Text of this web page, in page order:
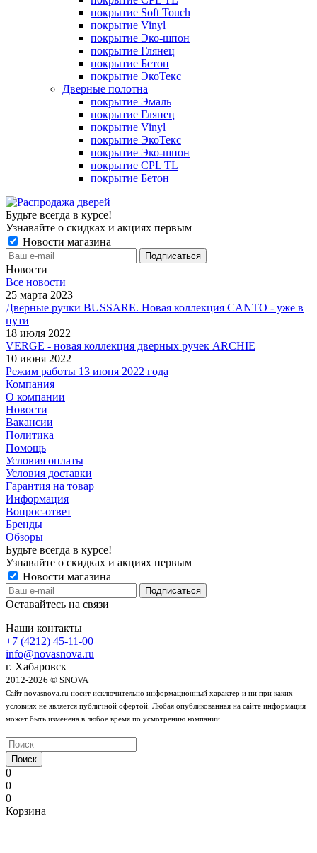
покрытие Soft Touch
покрытие Vinyl
покрытие Эко-шпон
покрытие Глянец
покрытие Бетон
покрытие ЭкоТекс
Дверные полотна
покрытие Эмаль
покрытие Глянец
покрытие Vinyl
покрытие ЭкоТекс
покрытие Эко-шпон
покрытие CPL TL
покрытие Бетон
Будьте всегда в курсе!
Узнавайте о скидках и акциях первым
Новости магазина
Новости
Все новости
25 марта 2023
Дверные ручки BUSSARE. Новая коллекция CANTO - уже в
пути
18 июля 2022
VERGE - новая коллекция дверных ручек ARCHIE
10 июня 2022
Режим работы 13 июня 2022 года
Компания
О компании
Новости
Вакансии
Политика
Помощь
Условия оплаты
Условия доставки
Гарантия на товар
Информация
Вопрос-ответ
Бренды
Обзоры
Будьте всегда в курсе!
Узнавайте о скидках и акциях первым
Новости магазина
Оставайтесь на связи
Наши контакты
+7 (4212) 45-11-00
info@novasnova.ru
г. Хабаровск
2012-2026 © SNOVA
Сайт novasnova.ru носит исключительно информационный характер и ни при каких
условиях не является публичной офертой. Любая опубликованная на сайте информация
может быть изменена в любое время по усмотрению компании.
Поиск
0
0
0
Корзина